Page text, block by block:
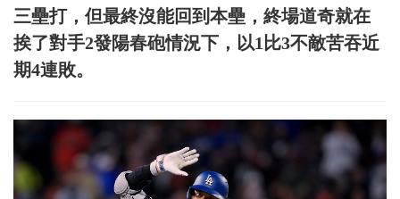
三壘打，但最終沒能回到本壘，終場道奇就在
挨了對手2發陽春砲情況下，以1比3不敵苦吞近
期4連敗。